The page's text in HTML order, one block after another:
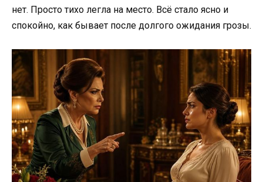
нет. Просто тихо легла на место. Всё стало ясно и
спокойно, как бывает после долгого ожидания грозы.